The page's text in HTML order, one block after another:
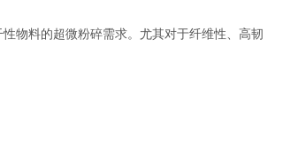
物料的超微粉碎需求。尤其对于纤维性、高韧